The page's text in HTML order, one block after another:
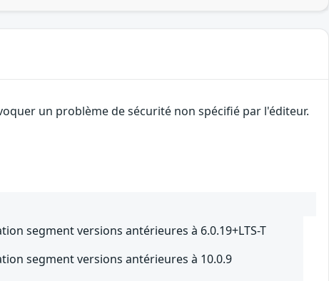
un problème de sécurité non spécifié par l'éditeur.
segment versions antérieures à 6.0.19+LTS-T
segment versions antérieures à 10.0.9